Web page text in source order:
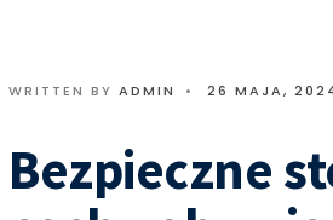
WRITTEN BY ADMIN • 26 MAJA,
Bezpieczne